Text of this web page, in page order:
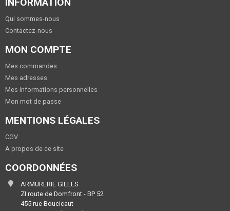
INFORMATION
Qui sommes-nous
Contactez-nous
MON COMPTE
Mes commandes
Mes adresses
Mes informations personnelles
Mon mot de passe
MENTIONS LÉGALES
CGV
A propos de ce site
COORDONNÉES
ARMURERIE GILLES
ZI route de Domfront - BP 52
455 rue Boucicaut